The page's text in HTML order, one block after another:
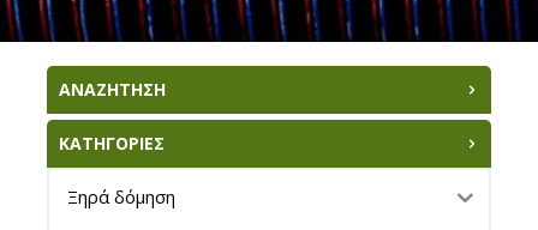
ΑΝΑΖΗΤΗΣΗ
ΚΑΤΗΓΟΡΙΕΣ
Ξηρά δόμηση